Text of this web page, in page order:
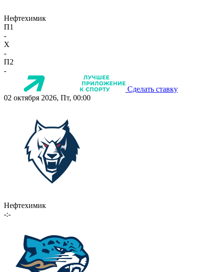
Нефтехимик
П1
-
X
-
П2
-
Сделать ставку
02 октября 2026, Пт, 00:00
Нефтехимик
-:-